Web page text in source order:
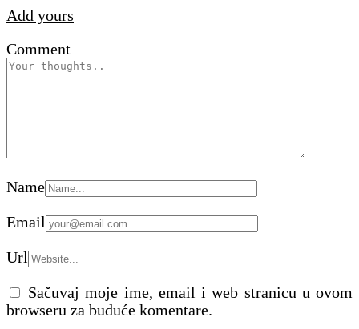
Add yours
Comment
Name
Email
Url
Sačuvaj moje ime, email i web stranicu u ovom
browseru za buduće komentare.